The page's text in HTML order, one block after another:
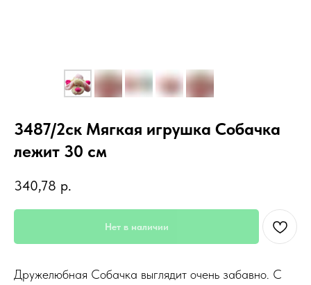
3487/2ск Мягкая игрушка Собачка
лежит 30 см
340,78 р.
Нет в наличии
Дружелюбная Собачка выглядит очень забавно. С